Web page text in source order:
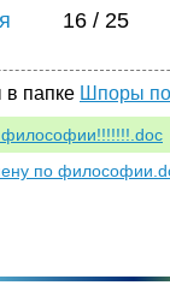
16 / 25
папке Шпоры
по